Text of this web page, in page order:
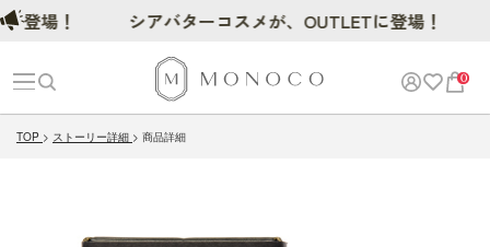
0
TOP ストーリー詳細 商品詳細
シアバターコスメが、OUTLETに登場！